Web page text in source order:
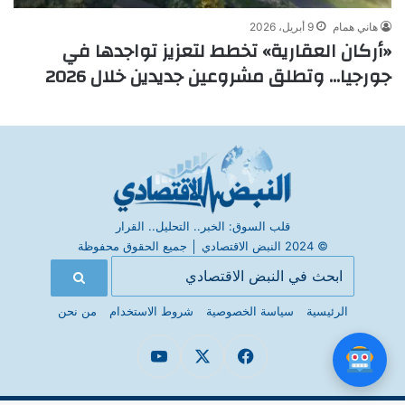
هاني همام 9 أبريل، 2026
«أركان العقارية» تخطط لتعزيز تواجدها في
جورجيا… وتطلق مشروعين جديدين خلال 2026
قلب السوق: الخبر.. التحليل.. القرار
© 2024 النبض الاقتصادي
جميع الحقوق محفوظة
الرئيسية سياسة الخصوصية شروط الاستخدام من نحن